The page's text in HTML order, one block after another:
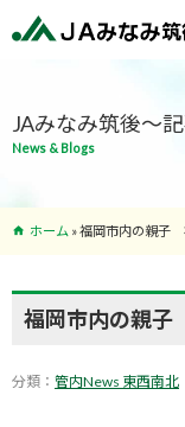
JAみなみ筑後～
News & Blogs
ホーム »福岡市内の親子
福岡市内の親子
分類： 管内News 東西南北